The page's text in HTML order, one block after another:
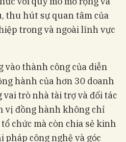
thu hút sự quan tâm của
trong và ngoài lĩnh vực
vào thành công của diễn
hành của hơn 30 doanh
trò nhà tài trợ và đối tác
vị đồng hành không chỉ
chức mà còn chia sẻ kinh
công nghệ và góc